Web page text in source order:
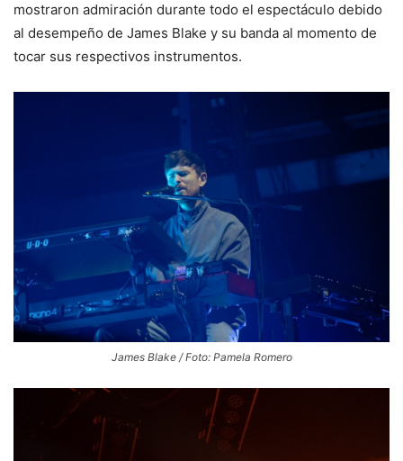
mostraron admiración durante todo el espectáculo debido
al desempeño de James Blake y su banda al momento de
tocar sus respectivos instrumentos.
James Blake / Foto: Pamela Romero